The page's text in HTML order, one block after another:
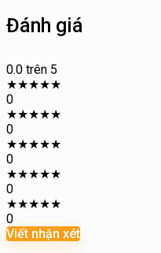
Đánh giá
0.0 trên 5
★★★★★
0
★★★★★
0
★★★★★
0
★★★★★
0
★★★★★
0
Viết nhận xét